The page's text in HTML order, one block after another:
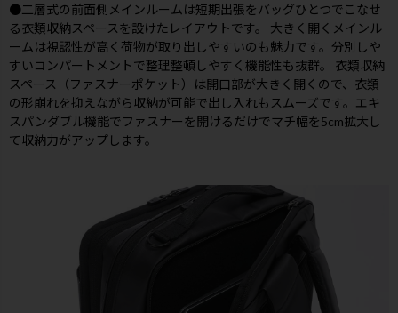
●二層式の前面側メインルームは短期出張をバッグひとつでこなせ
る衣類収納スペースを設けたレイアウトです。 大きく開くメインル
ームは視認性が高く荷物が取り出しやすいのも魅力です。分別しや
すいコンパートメントで整理整頓しやすく機能性も抜群。 衣類収納
スペース（ファスナーポケット）は開口部が大きく開くので、衣類
の形崩れを抑えながら収納が可能で出し入れもスムーズです。エキ
スパンダブル機能でファスナーを開けるだけでマチ幅を5cm拡大し
て収納力がアップします。